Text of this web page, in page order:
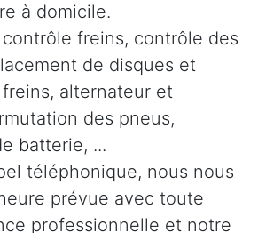
à domicile.
freins, contrôle des
de disques et
alternateur et
des pneus,
batterie, ...
téléphonique, nous nous
prévue avec toute
professionnelle et notre